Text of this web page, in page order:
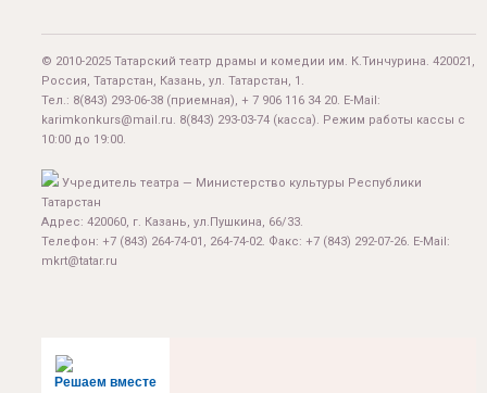
© 2010-2025 Татарский театр драмы и комедии им. К.Тинчурина. 420021,
Россия, Татарстан, Казань, ул. Татарстан, 1.
Тел.: 8(843) 293-06-38 (приемная), + 7 906 116 34 20. E-Mail:
karimkonkurs@mail.ru. 8(843) 293-03-74 (касса). Режим работы кассы с
10:00 до 19:00.
Учредитель театра — Министерство культуры Республики
Татарстан
Адрес: 420060, г. Казань, ул.Пушкина, 66/33.
Телефон: +7 (843) 264-74-01, 264-74-02. Факс: +7 (843) 292-07-26. E-Mail:
mkrt@tatar.ru
Решаем вместе